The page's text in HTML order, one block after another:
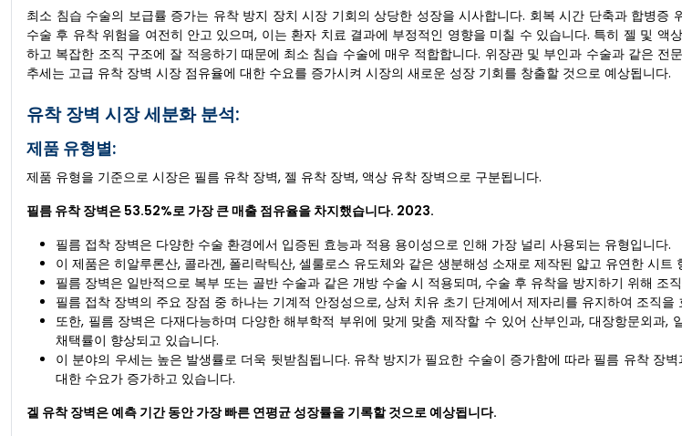
최소 침습 수술의 보급률 증가는 유착 방지 장치 시장 기회의 상당한 성장을 시사합니다. 회복 시간 단축과 합병증
수술 후 유착 위험을 여전히 안고 있으며, 이는 환자 치료 결과에 부정적인 영향을 미칠 수 있습니다. 특히 젤 및 액
하고 복잡한 조직 구조에 잘 적응하기 때문에 최소 침습 수술에 매우 적합합니다. 위장관 및 부인과 수술과 같은 전
추세는 고급 유착 장벽 시장 점유율에 대한 수요를 증가시켜 시장의 새로운 성장 기회를 창출할 것으로 예상됩니다.
유착 장벽 시장 세분화 분석:
제품 유형별:
제품 유형을 기준으로 시장은 필름 유착 장벽, 젤 유착 장벽, 액상 유착 장벽으로 구분됩니다.
필름 유착 장벽은 53.52%로 가장 큰 매출 점유율을 차지했습니다. 2023.
필름 접착 장벽은 다양한 수술 환경에서 입증된 효능과 적용 용이성으로 인해 가장 널리 사용되는 유형입니다.
이 제품은 히알루론산, 콜라겐, 폴리락틱산, 셀룰로스 유도체와 같은 생분해성 소재로 제작된 얇고 유연한 시트
필름 장벽은 일반적으로 복부 또는 골반 수술과 같은 개방 수술 시 적용되며, 수술 후 유착을 방지하기 위해 조
필름 접착 장벽의 주요 장점 중 하나는 기계적 안정성으로, 상처 치유 초기 단계에서 제자리를 유지하여 조직을
또한, 필름 장벽은 다재다능하며 다양한 해부학적 부위에 맞게 맞춤 제작할 수 있어 산부인과, 대장항문외과,
채택률이 향상되고 있습니다.
이 분야의 우세는 높은 발생률로 더욱 뒷받침됩니다. 유착 방지가 필요한 수술이 증가함에 따라 필름 유착 장
대한 수요가 증가하고 있습니다.
겔 유착 장벽은 예측 기간 동안 가장 빠른 연평균 성장률을 기록할 것으로 예상됩니다.